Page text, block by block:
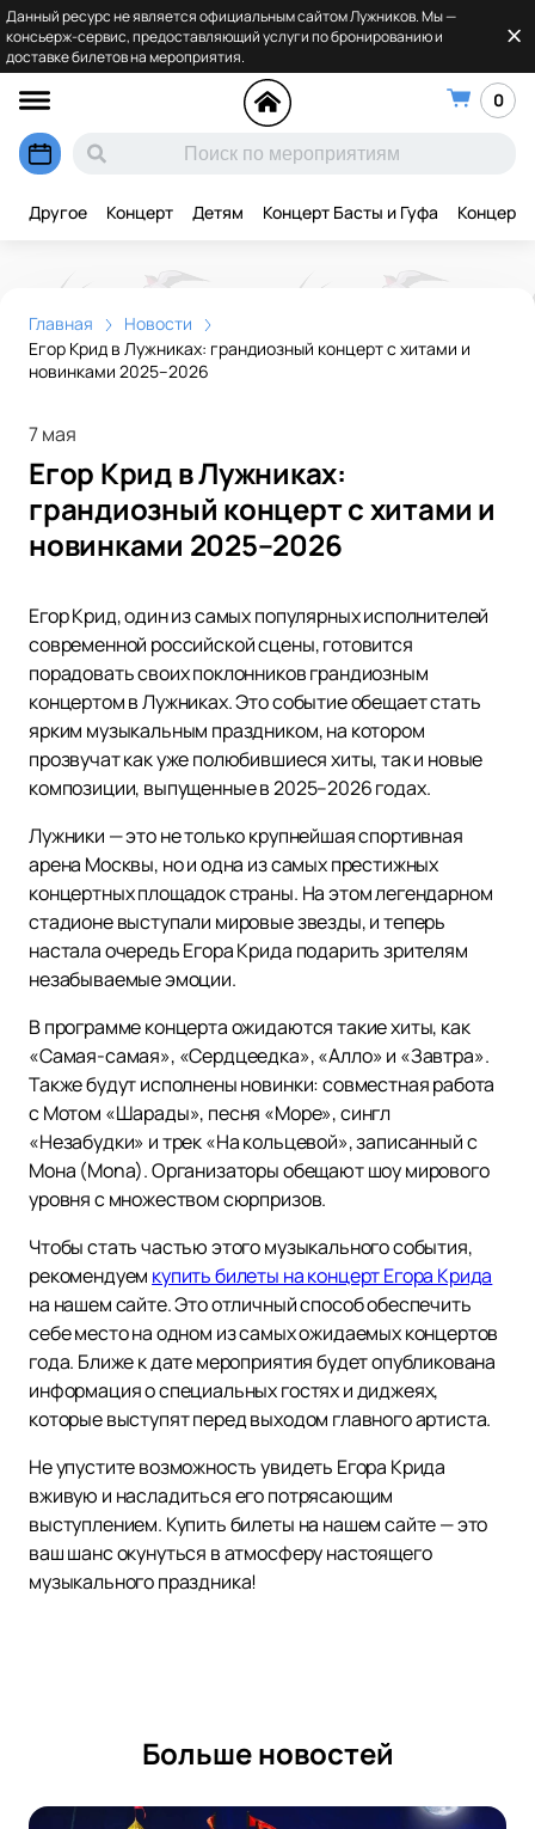
Данный ресурс не является официальным сайтом Лужников. Мы —
консьерж-сервис, предоставляющий услуги по бронированию и
доставке билетов на мероприятия.
0
Другое Концерт Детям Концерт Басты и Гуфа Концерт
Главная
Новости
Егор Крид в Лужниках: грандиозный концерт с хитами и
новинками 2025–2026
7 мая
Егор Крид в Лужниках:
грандиозный концерт с хитами и
новинками 2025–2026
Егор Крид, один из самых популярных исполнителей
современной российской сцены, готовится
порадовать своих поклонников грандиозным
концертом в Лужниках. Это событие обещает стать
ярким музыкальным праздником, на котором
прозвучат как уже полюбившиеся хиты, так и новые
композиции, выпущенные в 2025–2026 годах.
Лужники — это не только крупнейшая спортивная
арена Москвы, но и одна из самых престижных
концертных площадок страны. На этом легендарном
стадионе выступали мировые звезды, и теперь
настала очередь Егора Крида подарить зрителям
незабываемые эмоции.
В программе концерта ожидаются такие хиты, как
«Самая-самая», «Сердцеедка», «Алло» и «Завтра».
Также будут исполнены новинки: совместная работа
с Мотом «Шарады», песня «Море», сингл
«Незабудки» и трек «На кольцевой», записанный с
Мона (Mona). Организаторы обещают шоу мирового
уровня с множеством сюрпризов.
Чтобы стать частью этого музыкального события,
рекомендуем купить билеты на концерт Егора Крида
на нашем сайте. Это отличный способ обеспечить
себе место на одном из самых ожидаемых концертов
года. Ближе к дате мероприятия будет опубликована
информация о специальных гостях и диджеях,
которые выступят перед выходом главного артиста.
Не упустите возможность увидеть Егора Крида
вживую и насладиться его потрясающим
выступлением. Купить билеты на нашем сайте — это
ваш шанс окунуться в атмосферу настоящего
музыкального праздника!
Больше новостей